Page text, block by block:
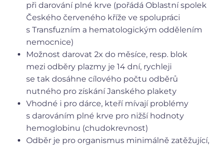
při darování plné krve (pořádá Oblastní spolek
Českého červeného kříže ve spolupráci
s Transfuzním a hematologickým oddělením
nemocnice)
Možnost darovat 2x do měsíce, resp. blok
mezi odběry plazmy je 14 dní, rychleji
se tak dosáhne cílového počtu odběrů
nutného pro získání Janského plakety
Vhodné i pro dárce, kteří mívají problémy
s darováním plné krve pro nižší hodnoty
hemoglobinu (chudokrevnost)
Odběr je pro organismus minimálně zatěžující,